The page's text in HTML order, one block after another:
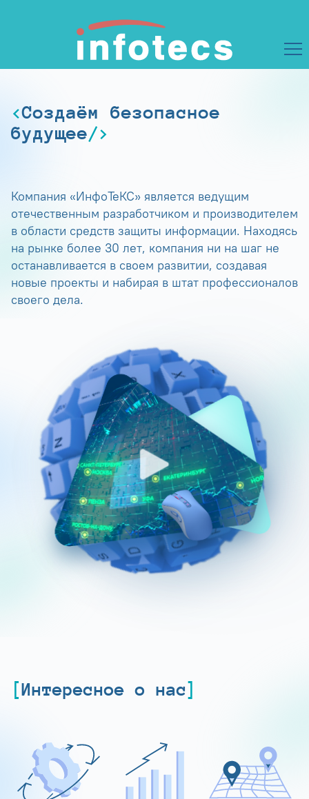
Создаём безопасное
будущее
Компания «ИнфоТеКС» является ведущим
отечественным разработчиком и производителем
в области средств защиты информации. Находясь
на рынке более 30 лет, компания ни на шаг не
останавливается в своем развитии, создавая
новые проекты и набирая в штат профессионалов
своего дела.
Интересное о нас